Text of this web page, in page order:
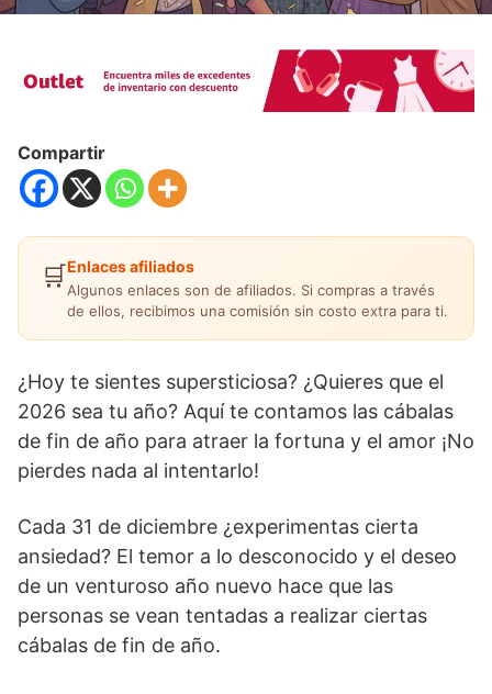
Compartir
🛒Enlaces afiliados
Algunos enlaces son de afiliados. Si compras a través
de ellos, recibimos una comisión sin costo extra para ti.
¿Hoy te sientes supersticiosa? ¿Quieres que el
2026 sea tu año? Aquí te contamos las cábalas
de fin de año para atraer la fortuna y el amor ¡No
pierdes nada al intentarlo!
Cada 31 de diciembre ¿experimentas cierta
ansiedad? El temor a lo desconocido y el deseo
de un venturoso año nuevo hace que las
personas se vean tentadas a realizar ciertas
cábalas de fin de año.